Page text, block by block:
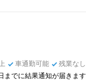
車通勤可能
残業なし
までに結果通知が届きます